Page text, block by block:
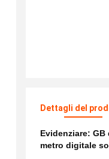
Dettagli del
Evidenziare: GB
metro digitale